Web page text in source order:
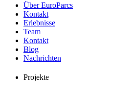
Über EuroParcs
Kontakt
Erlebnisse
Team
Kontakt
Blog
Nachrichten
Projekte